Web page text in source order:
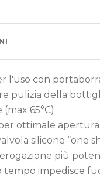
l'uso con
pulizia della
65°C)
ottimale
silicone “one
più
tempo impedisce